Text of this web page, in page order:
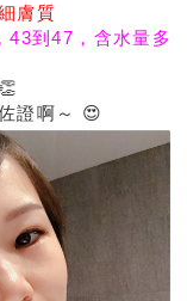
膚質
43到47，含水量多
證啊～ 😍